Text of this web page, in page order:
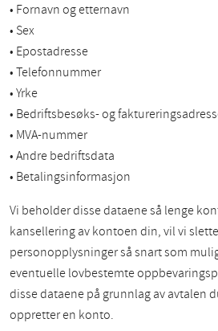
• Fornavn og etternavn
• Sex
• Epostadresse
• Telefonnummer
• Yrke
• Bedriftsbesøks- og
• MVA-nummer
• Andre bedriftsdata
• Betalingsinformasjon
Vi beholder disse dataene så lenge
kansellering av kontoen din, vil vi
personopplysninger så snart som
eventuelle lovbestemte
disse dataene på grunnlag av avtalen
oppretter en konto.